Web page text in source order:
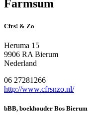
Farmsum
Cfrs! & Zo
Heruma 15
9906 RA Bierum
Nederland
06 27281266
http://www.cfrsnzo.nl/
bBB, boekhouder Bos Bierum